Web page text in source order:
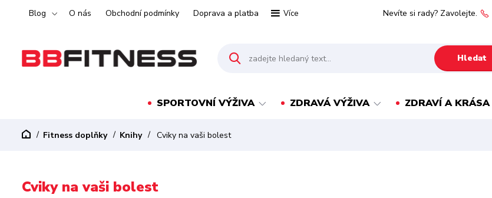
Blog O nás Obchodní podmínky Doprava a platba Více
Hledat
Nevíte si rady? Zavolejte.
SPORTOVNÍ VÝŽIVA ZDRAVÁ VÝŽIVA ZDRAVÍ A KRÁSA
Fitness doplňky Knihy Cviky na vaši bolest
Cviky na vaši bolest